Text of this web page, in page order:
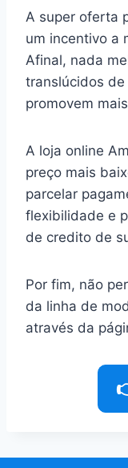
A super oferta
um incentivo a
Afinal, nada
translúcidos de
promovem
A loja online
preço mais
parcelar
flexibilidade e
de credito de
Por fim, não
da linha de
através da